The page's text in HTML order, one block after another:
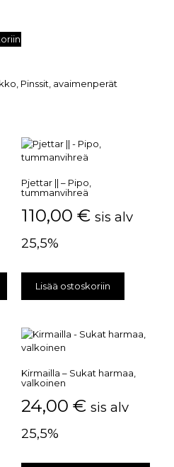
Pinssit, avaimenperät
Pjettar || – Pipo,
tummanvihreä
110,00 € sis alv
25,5%
Lisää ostoskoriin
Kirmailla – Sukat harmaa,
valkoinen
24,00 € sis alv
25,5%